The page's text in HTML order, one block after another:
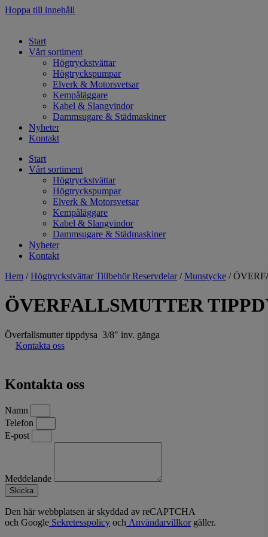
Hoppa till innehåll
Start
Vårt sortiment
Högtryckstvättar
Högtryckspumpar
Elverk & Motorsvetsar
Kempåläggare
Kabel & Slangvindor
Dammsugare & Städmaskiner
Nyheter
Kontakt
Start
Vårt sortiment
Högtryckstvättar
Högtryckspumpar
Elverk & Motorsvetsar
Kempåläggare
Kabel & Slangvindor
Dammsugare & Städmaskiner
Nyheter
Kontakt
Hem /Högtryckstvättar Tillbehör Reservdelar /Munstycke /
ÖVERFALLSMUTTER
Överfallsmutter tippdysa 3/8" inv. gänga
Kontakta oss
Kontakta oss
Namn
Telefon
E-post
Meddelande
Skicka
Den här webbplatsen är skyddad av reCAPTCHA
och Google Sekretesspolicy och Användarvillkor gäller.